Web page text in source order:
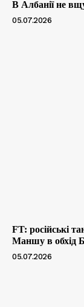
В Албанії не
05.07.2026
FT: російські
Маншу в обхід
05.07.2026